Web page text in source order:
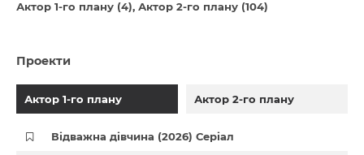
Актор 1-го плану (4) Актор 2-го плану (104)
Проекти
Актор 1-го плану Актор 2-го плану
Відважна дівчина (2026) Серіал